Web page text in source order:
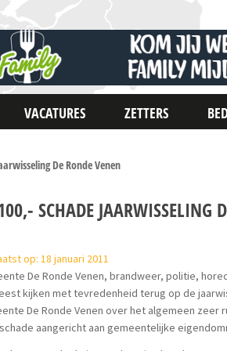
VACATURES ZETTERS
De Ronde Venen
SCHADE JAARWISSELING
op: 18 januari 2011
De Ronde Venen, brandweer, politie,
kijken met tevredenheid terug op de
De Ronde Venen over het algemeen zeer
aangericht aan gemeentelijke